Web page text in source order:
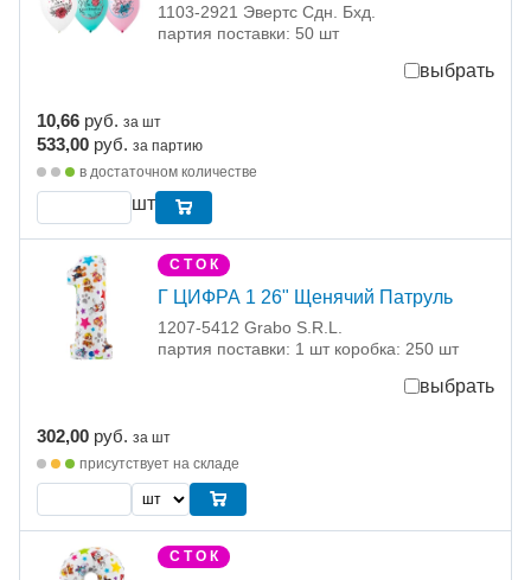
1103-2921 Эвертс Сдн. Бхд.
партия поставки: 50 шт
выбрать
10,66 руб. за шт
533,00 руб. за партию
в достаточном количестве
шт
С Т О К
Г ЦИФРА 1 26" Щенячий Патруль
1207-5412 Grabo S.R.L.
партия поставки: 1 шт коробка: 250 шт
выбрать
302,00 руб. за шт
присутствует на складе
С Т О К